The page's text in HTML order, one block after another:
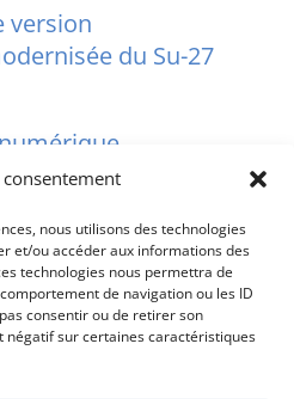
nous utilisons des technologies
et/ou accéder aux informations des
technologies nous permettra de
de navigation ou les ID
consentir ou de retirer son
sur certaines caractéristiques
version
du Su-27
vectorielle,
Su-30
deux